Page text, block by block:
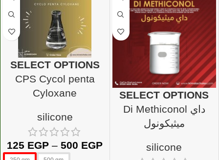
SELECT OPTIONS
CPS Cycol penta
Cyloxane
silicone
125 EGP – 500 EGP
SELECT OPTIONS
Di Methiconol داي
ميثيكونول
silicone